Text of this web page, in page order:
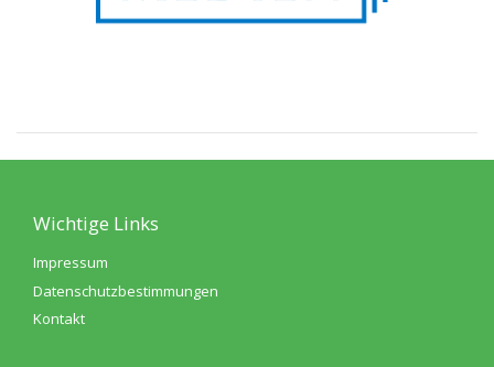
Wichtige Links
Impressum
Datenschutzbestimmungen
Kontakt